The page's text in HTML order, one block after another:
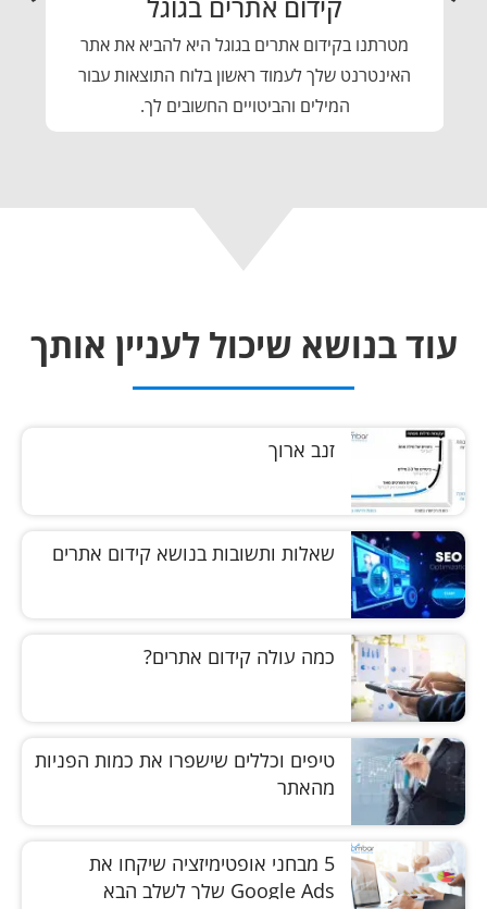
מטרתנו בקידום אתרים בגוגל היא להביא את אתר
האינטרנט שלך לעמוד ראשון בלוח התוצאות עבור
המילים והביטויים החשובים לך.
עוד בנושא שיכול לעניין אותך
זנב ארוך
שאלות ותשובות בנושא קידום אתרים
כמה עולה קידום אתרים?
טיפים וכללים שישפרו את כמות הפניות
מהאתר
5 מבחני אופטימיזציה שיקחו את
Google Ads שלך לשלב הבא